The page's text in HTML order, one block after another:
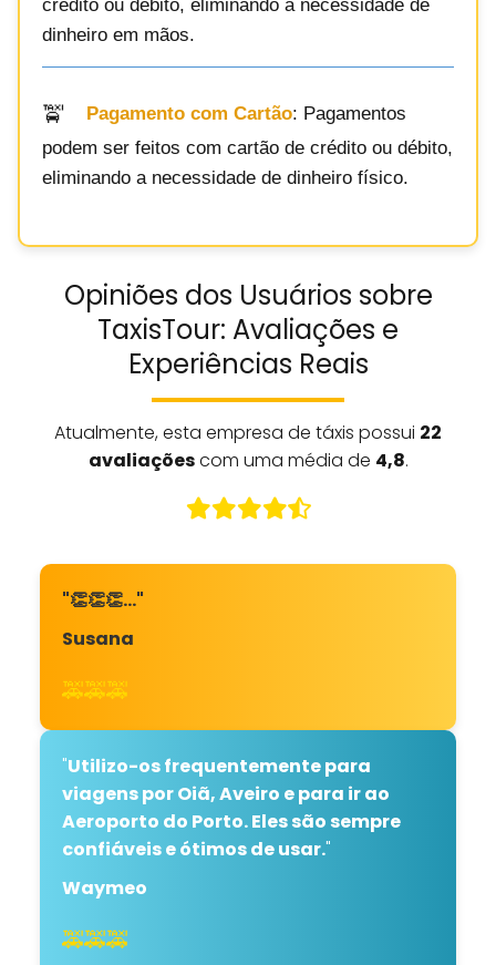
crédito ou débito, eliminando a necessidade de
dinheiro em mãos.
Pagamento com Cartão: Pagamentos
podem ser feitos com cartão de crédito ou débito,
eliminando a necessidade de dinheiro físico.
Opiniões dos Usuários sobre
TaxisTour: Avaliações e
Experiências Reais
Atualmente, esta empresa de táxis possui 22
avaliaçõescom uma média de 4,8.
"👏👏👏…"
Susana
🚕🚕🚕
"Utilizo-os frequentemente para
viagens por Oiã, Aveiro e para ir ao
Aeroporto do Porto. Eles são sempre
confiáveis ​​e ótimos de usar."
Waymeo
🚕🚕🚕